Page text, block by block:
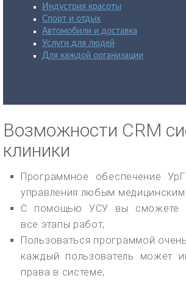
Индустрия красоты
Спорт и отдых
Автомобили и доставка
Услуги для людей
Для каждой организации
Возможности CRM
клиники
Программное обеспечение
управления любым
С помощью УСУ вы сможете
все этапы работ;
Пользоваться программой
каждый пользователь может
права в системе;